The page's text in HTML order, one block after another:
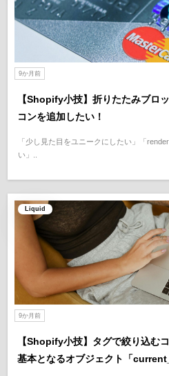
9か月前
【Shopify小技】折りたたみブ
コンを追加したい！
「少し見た目をユニークにしたい」「
い」..
Liquid
9か月前
【Shopify小技】タグで絞り込む
基本となるオブジェクト「